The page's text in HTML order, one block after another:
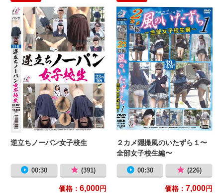
逆立ちノーパン女子校生
逆立ちノーパン女子校生
00:30 (391)
価格： 6,000円
２カメ隠撮風のいたずら１〜
全部女子校生編〜
00:30 (226)
価格： 7,000円